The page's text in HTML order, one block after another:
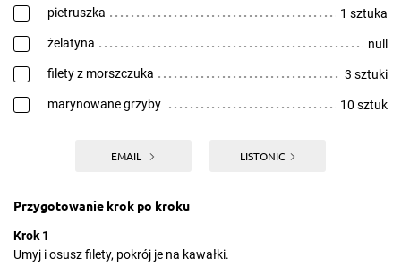
pietruszka 1 sztuka
żelatyna null
filety z morszczuka 3 sztuki
marynowane grzyby 10 sztuk
EMAIL LISTONIC
Przygotowanie krok po kroku
Krok 1
Umyj i osusz filety, pokrój je na kawałki.